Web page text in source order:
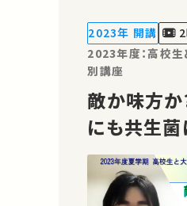
2023年 開講
2023年度：高校
別講座
敵か味方
にも共生